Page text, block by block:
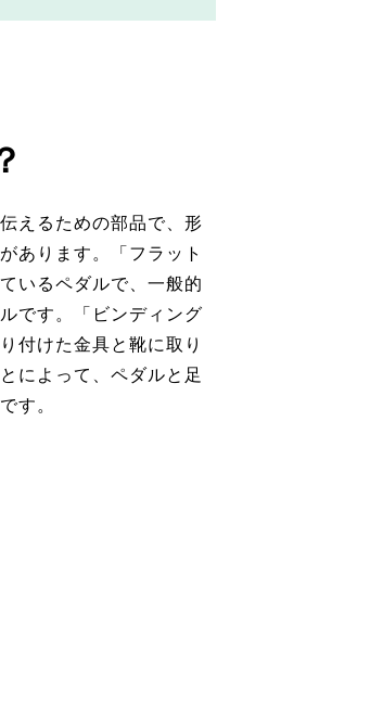
えるための部品で、形
あります。「フラット
いるペダルで、一般的
です。「ビンディング
付けた金具と靴に取り
によって、ペダルと足
す。